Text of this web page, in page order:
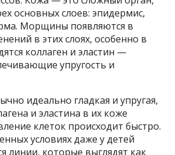
основных слоев: эпидермис,
Морщины появляются в
в этих слоях, особенно в
коллаген и эластин —
упругость и
идеально гладкая и упругая,
и эластина в их коже
клеток происходит быстро.
условиях даже у детей
линии, которые выглядят как